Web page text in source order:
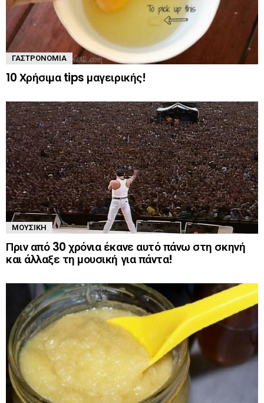
ΓΑΣΤΡΟΝΟΜΊΑ
10 Χρήσιμα tips μαγειρικής!
ΜΟΥΣΙΚΉ
Πριν από 30 χρόνια έκανε αυτό πάνω στη σκηνή
και άλλαξε τη μουσική για πάντα!